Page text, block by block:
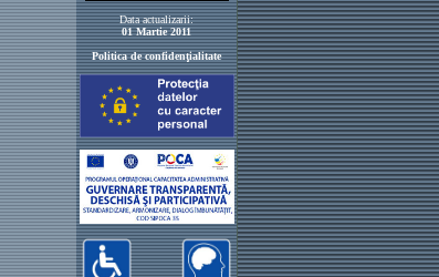
Data actualizarii:
01 Martie 2011
Politica de confidenţialitate